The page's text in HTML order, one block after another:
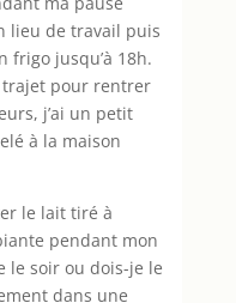
lieu de travail puis
frigo jusqu’à 18h.
trajet pour rentrer
j’ai un petit
à la maison
le lait tiré à
pendant mon
le soir ou dois-je le
dans une